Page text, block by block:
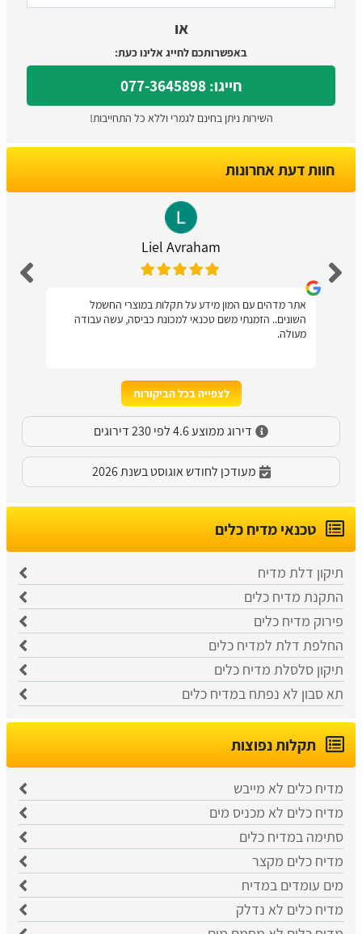
או
באפשרותכם לחייג אלינו כעת:
חייגו: 077-3645898
השירות ניתן בחינם לגמרי וללא כל התחייבות!
חוות דעת אחרונות
Liel Avraham
אתר מדהים עם המון מידע על תקלות במוצרי החשמל
השונים.. הזמנתי משם טכנאי למכונת כביסה, עשה עבודה
מעולה.
לצפייה בכל הביקורות
דירוג ממוצע 4.6 לפי 230 דירוגים
מעודכן לחודש אוגוסט בשנת 2026
טכנאי מדיח כלים
תיקון דלת מדיח
התקנת מדיח כלים
פירוק מדיח כלים
החלפת דלת למדיח כלים
תיקון סלסלת מדיח כלים
תא סבון לא נפתח במדיח כלים
תקלות נפוצות
מדיח כלים לא מייבש
מדיח כלים לא מכניס מים
סתימה במדיח כלים
מדיח כלים מקצר
מים עומדים במדיח
מדיח כלים לא נדלק